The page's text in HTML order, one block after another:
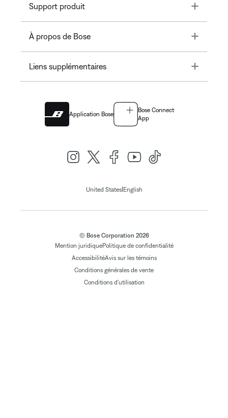
Support produit Toggle
À propos de Bose Toggle
Liens supplémentaires Toggle
Application Bose
Bose Connect
App
United States| English
© Bose Corporation 2026
Mention juridiquePolitique de confidentialité
AccessibilitéAvis sur les témoins
Conditions générales de vente
Conditions d'utilisation